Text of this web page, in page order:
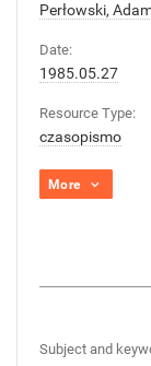
Perłowski,
Date:
1985.05.27
Resource Type:
czasopismo
More
Subject and